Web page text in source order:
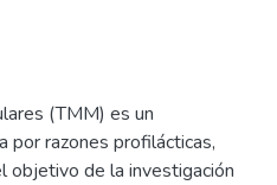
(TMM) es un
por razones profilácticas,
objetivo de la investigación